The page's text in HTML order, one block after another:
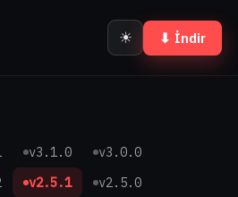
☀ ⬇ İndir
v3.1.0
v3.0.0
v2.5.1
v2.5.0